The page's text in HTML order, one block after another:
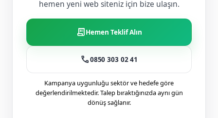
hemen yeni web siteniz için bize ulaşın.
receipt_longHemen Teklif Alın
call0850 303 02 41
Kampanya uygunluğu sektör ve hedefe göre
değerlendirilmektedir. Talep bıraktığınızda aynı gün
dönüş sağlanır.